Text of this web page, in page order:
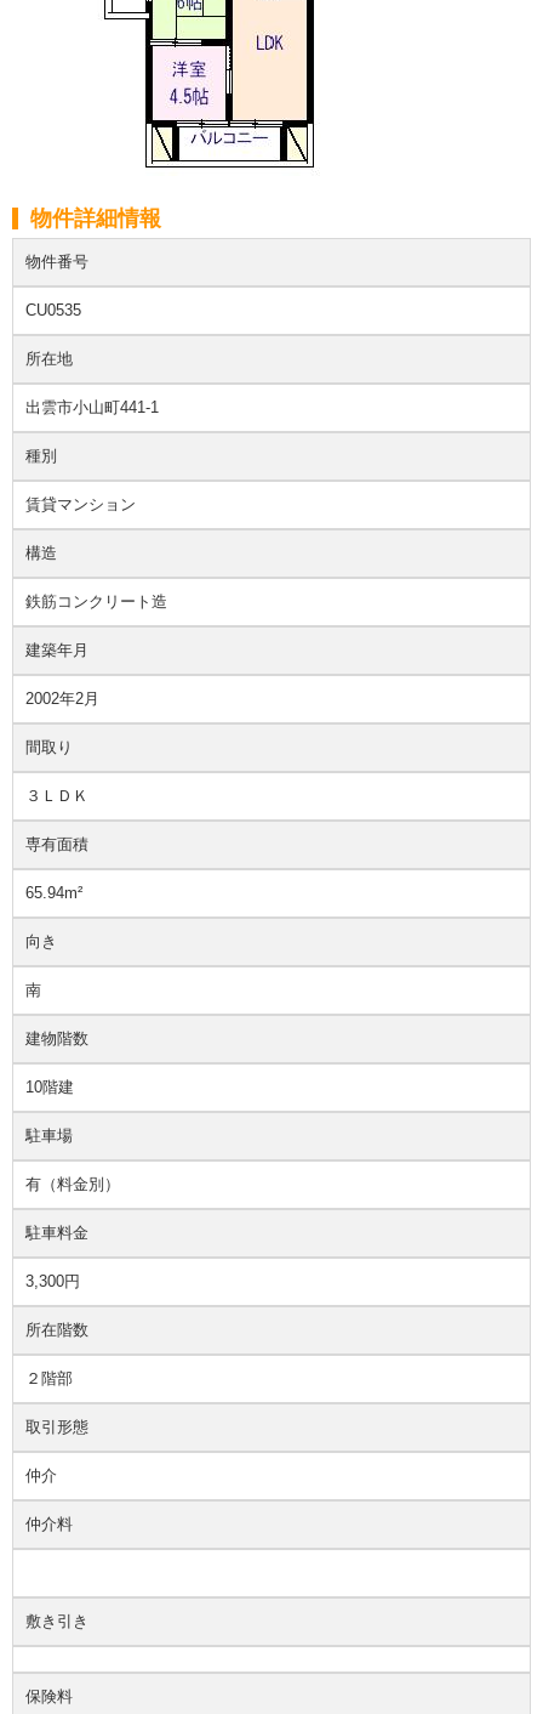
物件詳細情報
物件番号
CU0535
所在地
出雲市小山町441-1
種別
賃貸マンション
構造
鉄筋コンクリート造
建築年月
2002年2月
間取り
３ＬＤＫ
専有面積
65.94m²
向き
南
建物階数
10階建
駐車場
有（料金別）
駐車料金
3,300円
所在階数
２階部
取引形態
仲介
仲介料
敷き引き
保険料